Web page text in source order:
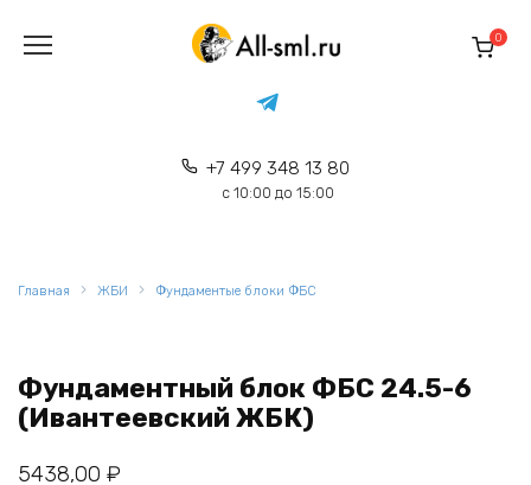
содержанию
+7 499 348 13 80
с 10:00 до 15:00
0
Главная ЖБИ Фундаментые блоки ФБС
Фундаментный блок ФБС 24.5-6
(Ивантеевский ЖБК)
5438,00 ₽